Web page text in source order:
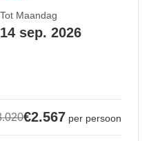
Tot Maandag
14 sep. 2026
€2.567 per persoon